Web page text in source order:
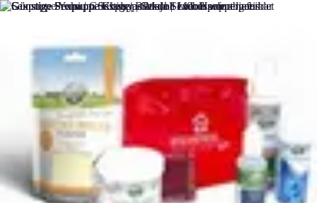
Flug und Reiseangebote
Flug und Reiseangebote